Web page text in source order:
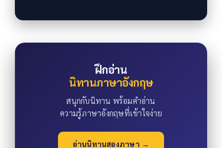
ฝึกอ่าน
นิทานภาษาอังกฤษ
สนุกกับนิทาน พร้อมคำอ่าน
ความรู้ภาษาอังกฤษที่เข้าใจง่าย
อ่านนิทานสองภาษา →